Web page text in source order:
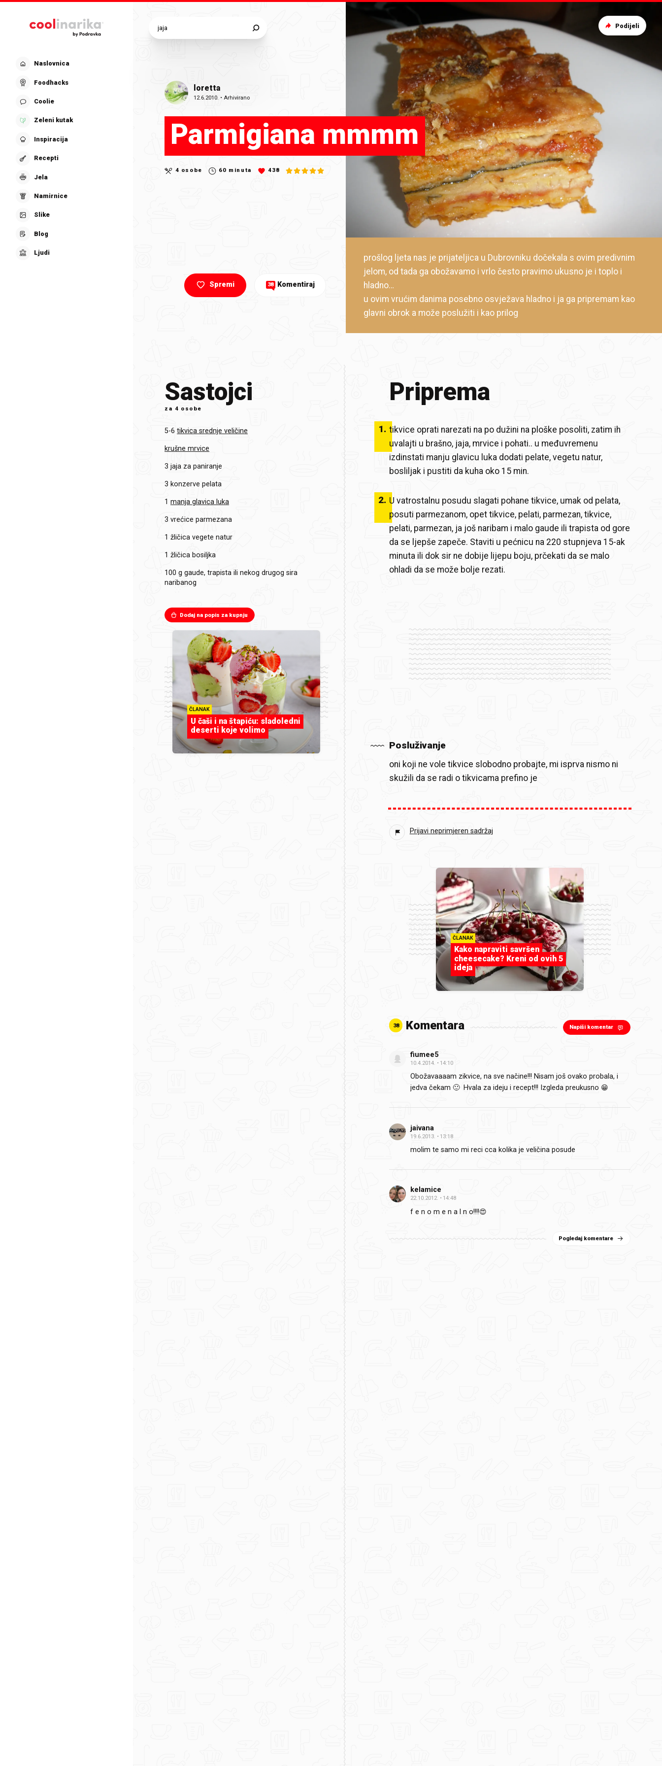
Naslovnica
Foodhacks
Coolie
Zeleni kutak
Inspiracija
Recepti
Jela
Namirnice
Slike
Blog
Ljudi
loretta
12.6.2010. •Arhivirano
Parmigiana mmmm
4 osobe 60 minuta 438
prošlog ljeta nas je prijateljica u Dubrovniku dočekala s ovim predivnim
jelom, od tada ga obožavamo i vrlo često pravimo ukusno je i toplo i
hladno…
u ovim vrućim danima posebno osvježava hladno i ja ga pripremam kao
glavni obrok a može poslužiti i kao prilog
Spremi 38 Komentiraj
Podijeli
Sastojci
za 4 osobe
5-6 tikvica srednje veličine
krušne mrvice
3 jaja za paniranje
3 konzerve pelata
1 manja glavica luka
3 vrećice parmezana
1 žličica vegete natur
1 žličica bosiljka
100 g gaude, trapista ili nekog drugog sira
naribanog
Dodaj na popis za kupnju
ČLANAK
U čaši i na štapiću: sladoledni
deserti koje volimo
Priprema
1. tikvice oprati narezati na po dužini na ploške posoliti, zatim ih
uvalajti u brašno, jaja, mrvice i pohati.. u međuvremenu
izdinstati manju glavicu luka dodati pelate, vegetu natur,
bosliljak i pustiti da kuha oko 15 min.
2. U vatrostalnu posudu slagati pohane tikvice, umak od pelata,
posuti parmezanom, opet tikvice, pelati, parmezan, tikvice,
pelati, parmezan, ja još naribam i malo gaude ili trapista od gore
da se ljepše zapeče. Staviti u pećnicu na 220 stupnjeva 15-ak
minuta ili dok sir ne dobije lijepu boju, prčekati da se malo
ohladi da se može bolje rezati.
Posluživanje
oni koji ne vole tikvice slobodno probajte, mi isprva nismo ni
skužili da se radi o tikvicama prefino je
Prijavi neprimjeren sadržaj
ČLANAK
Kako napraviti savršen
cheesecake? Kreni od ovih 5
ideja
38 Komentara Napiši komentar
fiumee5
10.4.2014. 14:10
Obožavaaaam zikvice, na sve načine!!! Nisam još ovako probala, i
jedva čekam 🙂 Hvala za ideju i recept!!! Izgleda preukusno 😁
jaivana
19.6.2013. 13:18
molim te samo mi reci cca kolika je veličina posude
kelamice
22.10.2012. 14:48
f e n o m e n a l n o!!!!😍
Pogledaj komentare